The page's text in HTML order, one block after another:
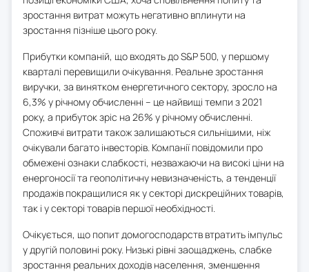
зростання витрат можуть негативно вплинути на
зростання пізніше цього року.
Прибутки компаній, що входять до S&P 500, у першому
кварталі перевищили очікування. Реальне зростання
виручки, за винятком енергетичного сектору, зросло на
6,3% у річному обчисленні – це найвищі темпи з 2021
року, а прибуток зріс на 26% у річному обчисленні.
Споживчі витрати також залишаються сильнішими, ніж
очікували багато інвесторів. Компанії повідомили про
обмежені ознаки слабкості, незважаючи на високі ціни на
енергоносії та геополітичну невизначеність, а тенденції
продажів покращилися як у секторі дискреційних товарів,
так і у секторі товарів першої необхідності.
Очікується, що попит домогосподарств втратить імпульс
у другій половині року. Низькі рівні заощаджень, слабке
зростання реальних доходів населення, зменшення